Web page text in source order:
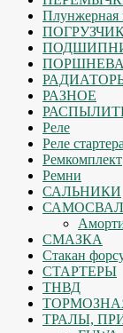
Плунжерная
РАЗНОЕ
Реле
Реле стартера
Ремкомплект
Ремни
САЛЬНИКИ
СМАЗКА
Стакан
СТАРТЕРЫ
ТНВД
ТРАЛЫ,